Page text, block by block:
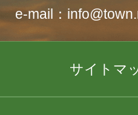
e-mail：
サイトマ